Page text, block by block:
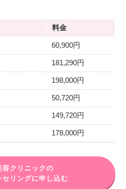
料金
60,900円
181,290円
198,000円
50,720円
149,720円
178,000円
容クリニックの
セリングに申し込む